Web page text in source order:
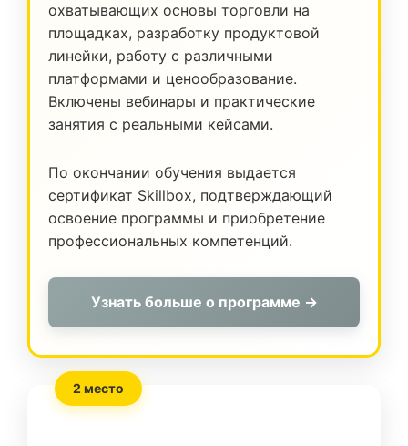
охватывающих основы торговли на
площадках, разработку продуктовой
линейки, работу с различными
платформами и ценообразование.
Включены вебинары и практические
занятия с реальными кейсами.
По окончании обучения выдается
сертификат Skillbox, подтверждающий
освоение программы и приобретение
профессиональных компетенций.
Узнать больше о программе →
2 место